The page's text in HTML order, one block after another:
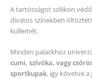
A tartósságot szilikon
divatos színekben
küllemét.
Minden palackhoz
cumi, szívóka, vagy
sportkupak, így követve a